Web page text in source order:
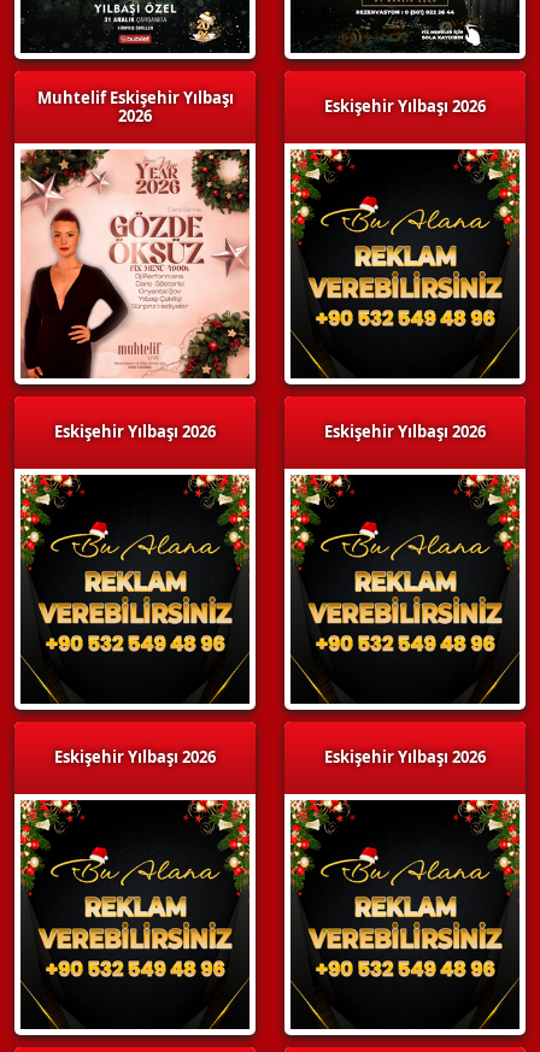
Muhtelif Eskişehir Yılbaşı
2026
Eskişehir Yılbaşı 2026
Eskişehir Yılbaşı 2026
Eskişehir Yılbaşı 2026
Eskişehir Yılbaşı 2026
Eskişehir Yılbaşı 2026